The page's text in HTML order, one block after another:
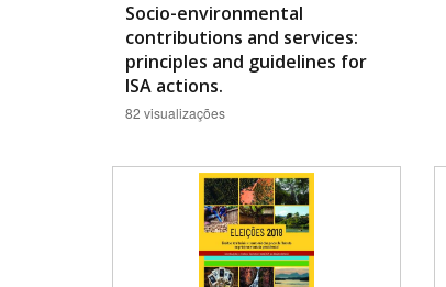
Socio-environmental
contributions and services:
principles and guidelines for
ISA actions.
82 visualizações